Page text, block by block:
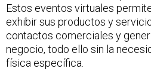
Estos eventos virtuales
exhibir sus productos y
contactos comerciales y
negocio, todo ello sin la
física específica.